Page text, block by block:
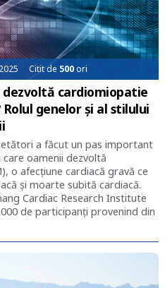
Citit de 500ori
dezvoltă cardiomiopatie
genelor și al stilului
a făcut un pas important
oamenii dezvoltă
o afecțiune cardiacă gravă ce
și moarte subită cardiacă.
Cardiac Research Institute
de participanți provenind din